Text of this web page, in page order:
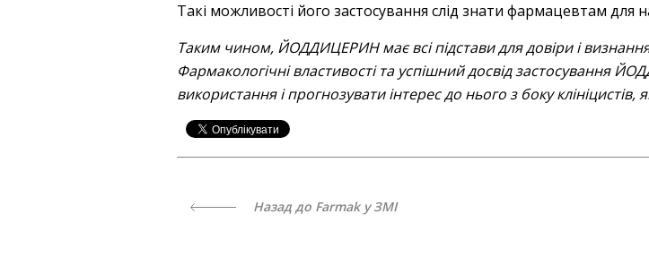
Такі можливості його застосування слід знати фармацевтам для
Таким чином, ЙОДДИЦЕРИН має всі підстави для довіри і визнання
Фармакологічні властивості та успішний досвід застосування
використання і прогнозувати інтерес до нього з боку
Назад до Farmak у ЗМІ